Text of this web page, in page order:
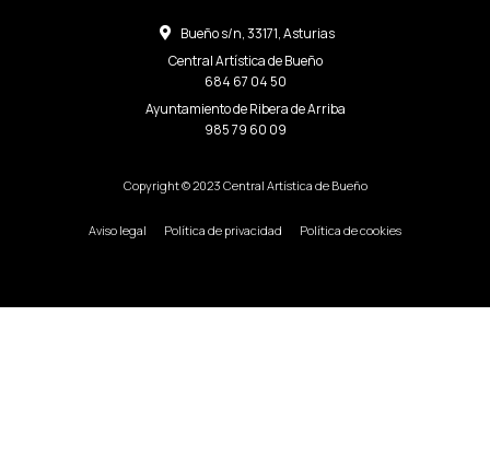
Bueño s/n, 33171, Asturias
Central Artística de Bueño
684 67 04 50
Ayuntamiento de Ribera de Arriba
985 79 60 09
Copyright © 2023 Central Artística de Bueño
Aviso legal Política de privacidad Política de cookies